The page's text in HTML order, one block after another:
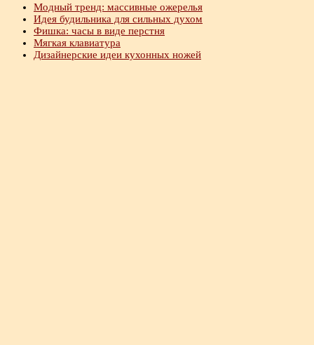
Модный тренд: массивные ожерелья
Идея будильника для сильных духом
Фишка: часы в виде перстня
Мягкая клавиатура
Дизайнерские идеи кухонных ножей